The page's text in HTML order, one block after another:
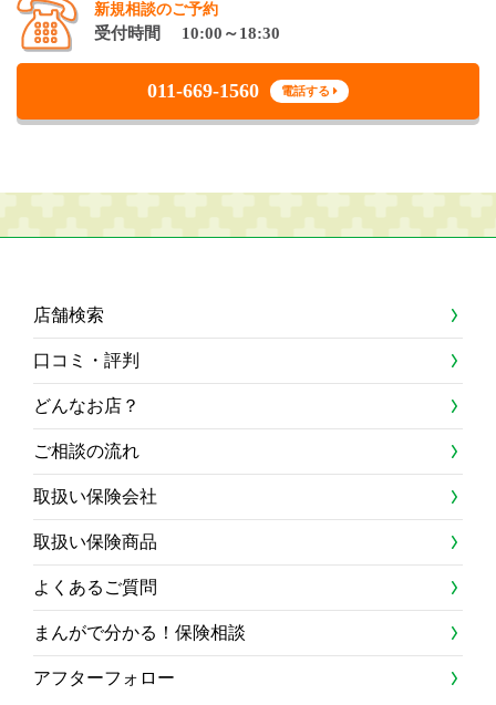
新規相談のご予約
受付時間 10:00～18:30
011-669-1560 電話する
店舗検索
口コミ・評判
どんなお店？
ご相談の流れ
取扱い保険会社
取扱い保険商品
よくあるご質問
まんがで分かる！保険相談
アフターフォロー